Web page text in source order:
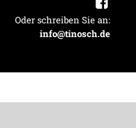
Oder schreiben Sie an:
info@tinosch.de
info@tinosch.de